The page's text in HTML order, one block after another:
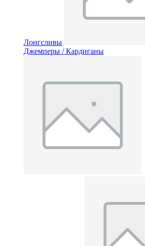
Лонгсливы
Джемперы / Кардиганы